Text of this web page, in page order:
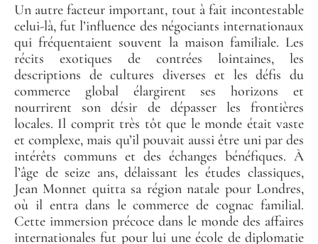
Un autre facteur important, tout à fait incontestable
celui-là, fut l’influence des négociants internationaux
qui fréquentaient souvent la maison familiale. Les
récits exotiques de contrées lointaines, les
descriptions de cultures diverses et les défis du
commerce global élargirent ses horizons et
nourrirent son désir de dépasser les frontières
locales. Il comprit très tôt que le monde était vaste
et complexe, mais qu’il pouvait aussi être uni par des
intérêts communs et des échanges bénéfiques. À
l’âge de seize ans, délaissant les études classiques,
Jean Monnet quitta sa région natale pour Londres,
où il entra dans le commerce de cognac familial.
Cette immersion précoce dans le monde des affaires
internationales fut pour lui une école de diplomatie